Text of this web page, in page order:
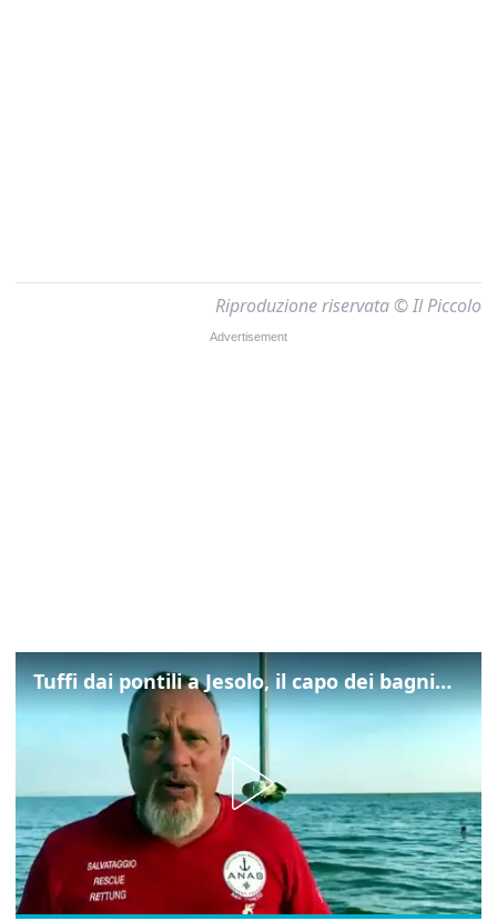
Riproduzione riservata © Il Piccolo
Tuffi dai pontili a Jesolo, il capo dei bagnini: "L'impegno di tutti per evitare altre tragedie"